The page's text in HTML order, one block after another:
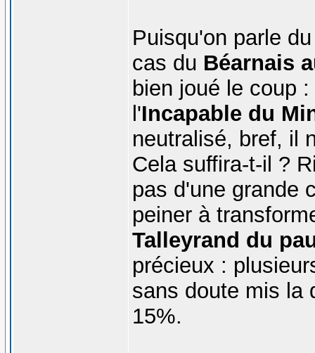
Puisqu'on parle
cas du Béarnais
bien joué le coup
l'Incapable du
neutralisé, bref, il
Cela suffira-t-il ?
pas d'une grande
peiner à
Talleyrand du
précieux :
sans doute mis la
15%.